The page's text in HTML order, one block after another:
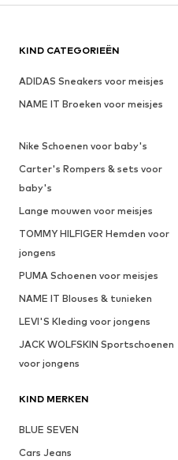
KIND CATEGORIEËN
ADIDAS Sneakers voor meisjes
NAME IT Broeken voor meisjes
Nike Schoenen voor baby's
Carter's Rompers & sets voor
baby's
Lange mouwen voor meisjes
TOMMY HILFIGER Hemden voor
jongens
PUMA Schoenen voor meisjes
NAME IT Blouses & tunieken
LEVI'S Kleding voor jongens
JACK WOLFSKIN Sportschoenen
voor jongens
KIND MERKEN
BLUE SEVEN
Cars Jeans